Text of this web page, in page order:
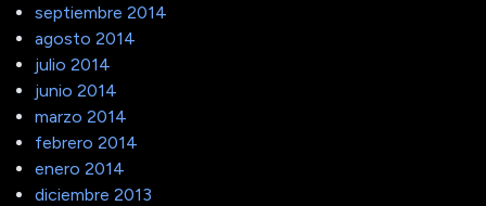
septiembre 2014
agosto 2014
julio 2014
junio 2014
marzo 2014
febrero 2014
enero 2014
diciembre 2013